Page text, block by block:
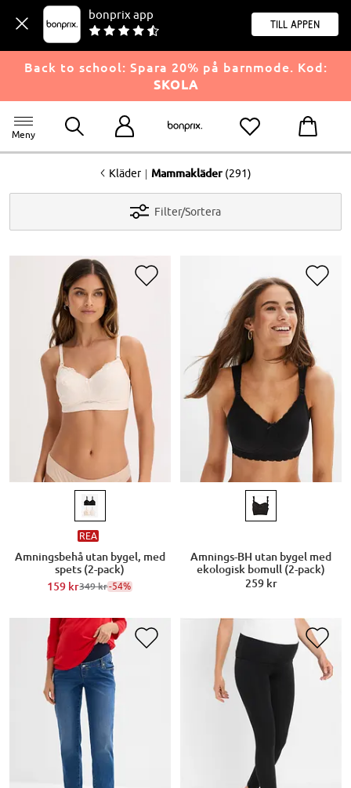
bonprix app
Till appen
Back to school: Spara 20% på barnmode. Kod:
SKOLA
Meny
<Kläder | Mammakläder (291)
Filter/Sortera
REA
Amningsbehå utan bygel, med
spets (2-pack)
159 kr349 kr-54%
Amnings-BH utan bygel med
ekologisk bomull (2-pack)
259 kr